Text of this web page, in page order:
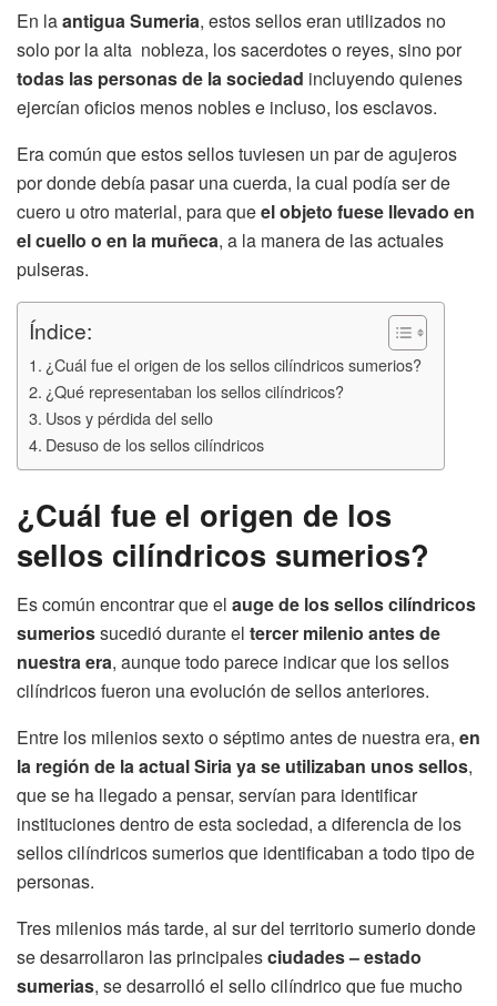
En laantigua Sumeria, estos sellos eran utilizados no
solo por la alta nobleza, los sacerdotes o reyes, sino por
todas las personas de la sociedad incluyendo quienes
ejercían oficios menos nobles e incluso, los esclavos.
Era común que estos sellos tuviesen un par de agujeros
por donde debía pasar una cuerda, la cual podía ser de
cuero u otro material, para queel objeto fuese llevado en
el cuello o en la muñeca, a la manera de las actuales
pulseras.
Índice:
¿Cuál fue el origen de los sellos cilíndricos sumerios?
¿Qué representaban los sellos cilíndricos?
Usos y pérdida del sello
Desuso de los sellos cilíndricos
¿Cuál fue el origen de los
sellos cilíndricos sumerios?
Es común encontrar que el auge de los sellos cilíndricos
sumeriossucedió durante el tercer milenio antes de
nuestra era, aunque todo parece indicar que los sellos
cilíndricos fueron una evolución de sellos anteriores.
Entre los milenios sexto o séptimo antes de nuestra era, en
la región de la actual Siria ya se utilizaban unos sellos,
que se ha llegado a pensar, servían para identificar
instituciones dentro de esta sociedad, a diferencia de los
sellos cilíndricos sumerios que identificaban a todo tipo de
personas.
Tres milenios más tarde, al sur del territorio sumerio donde
se desarrollaron las principalesciudades – estado
sumerias, se desarrolló el sello cilíndrico que fue mucho